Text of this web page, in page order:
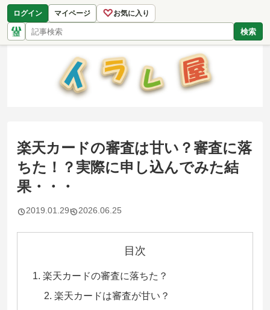
ログイン マイページ ♡お気に入り
検索
楽天カードの審査は甘い？審査に落
ちた！？実際に申し込んでみた結
果・・・
2019.01.29 2026.06.25
目次
楽天カードの審査に落ちた？
楽天カードは審査が甘い？